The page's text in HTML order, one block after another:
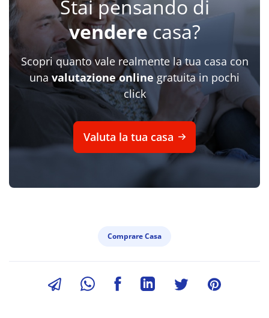
Stai pensando di
vendere casa?
Scopri quanto vale realmente la tua casa con
una valutazione onlinegratuita in pochi
click
Valuta la tua casa
Comprare Casa